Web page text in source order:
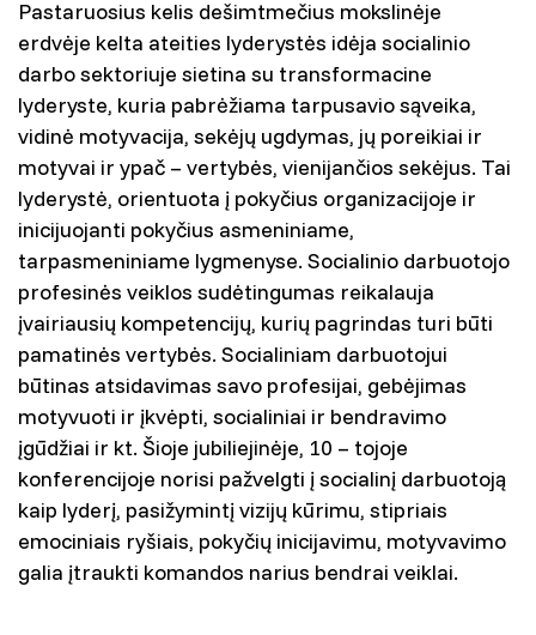
Pastaruosius kelis dešimtmečius mokslinėje
erdvėje kelta ateities lyderystės idėja socialinio
darbo sektoriuje sietina su transformacine
lyderyste, kuria pabrėžiama tarpusavio sąveika,
vidinė motyvacija, sekėjų ugdymas, jų poreikiai ir
motyvai ir ypač – vertybės, vienijančios sekėjus. Tai
lyderystė, orientuota į pokyčius organizacijoje ir
inicijuojanti pokyčius asmeniniame,
tarpasmeniniame lygmenyse. Socialinio darbuotojo
profesinės veiklos sudėtingumas reikalauja
įvairiausių kompetencijų, kurių pagrindas turi būti
pamatinės vertybės. Socialiniam darbuotojui
būtinas atsidavimas savo profesijai, gebėjimas
motyvuoti ir įkvėpti, socialiniai ir bendravimo
įgūdžiai ir kt. Šioje jubiliejinėje, 10 – tojoje
konferencijoje norisi pažvelgti į socialinį darbuotoją
kaip lyderį, pasižymintį vizijų kūrimu, stipriais
emociniais ryšiais, pokyčių inicijavimu, motyvavimo
galia įtraukti komandos narius bendrai veiklai.